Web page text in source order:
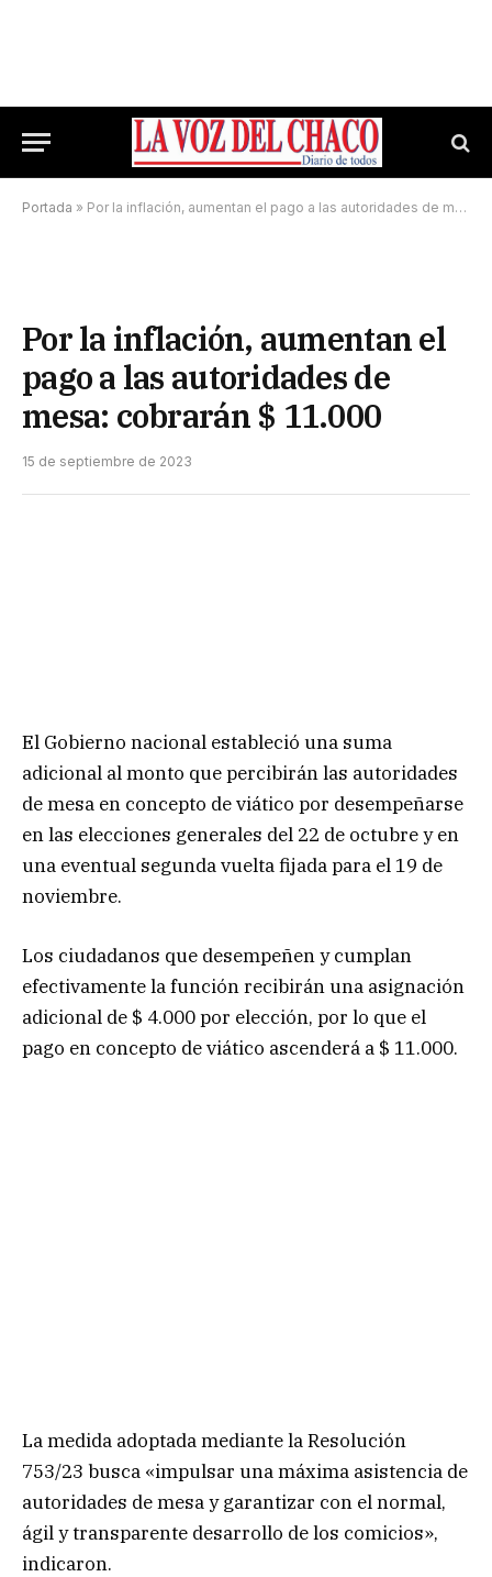
Portada » Por la inflación, aumentan el pago a las autoridades de mesa: cobrarán $ 11.000
Por la inflación, aumentan el
pago a las autoridades de
mesa: cobrarán $ 11.000
15 de septiembre de 2023
El Gobierno nacional estableció una suma
adicional al monto que percibirán las autoridades
de mesa en concepto de viático por desempeñarse
en las elecciones generales del 22 de octubre y en
una eventual segunda vuelta fijada para el 19 de
noviembre.
Los ciudadanos que desempeñen y cumplan
efectivamente la función recibirán una asignación
adicional de $ 4.000 por elección, por lo que el
pago en concepto de viático ascenderá a $ 11.000.
La medida adoptada mediante la Resolución
753/23 busca «impulsar una máxima asistencia de
autoridades de mesa y garantizar con el normal,
ágil y transparente desarrollo de los comicios»,
indicaron.